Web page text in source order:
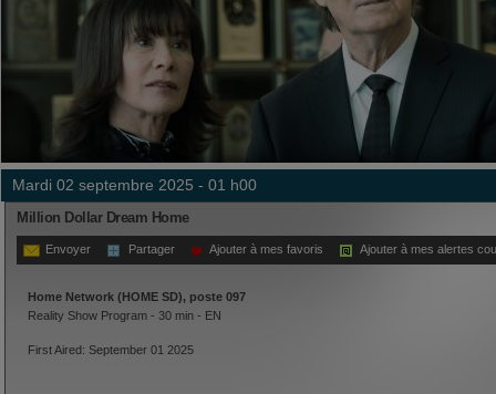
mardi 02 septembre 2025 - 01 h00
Million Dollar Dream Home
Envoyer Partager Ajouter à mes favoris Ajouter à mes alertes
Home Network (HOME SD), poste 097
Reality Show Program - 30 min - EN
First Aired: September 01 2025